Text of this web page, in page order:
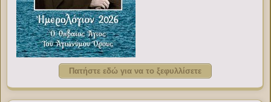
Πατήστε εδώ για να το ξεφυλλίσετε